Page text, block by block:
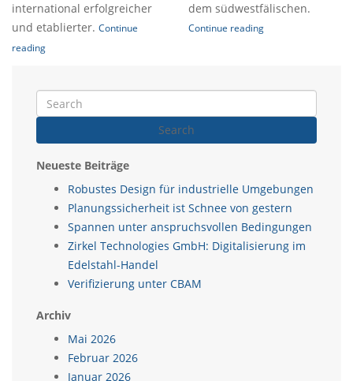
international erfolgreicher
und etablierter. Continue
reading
dem südwestfälischen.
Continue reading
Search
Neueste Beiträge
Robustes Design für industrielle Umgebungen
Planungssicherheit ist Schnee von gestern
Spannen unter anspruchsvollen Bedingungen
Zirkel Technologies GmbH: Digitalisierung im
Edelstahl-Handel
Verifizierung unter CBAM
Archiv
Mai 2026
Februar 2026
Januar 2026